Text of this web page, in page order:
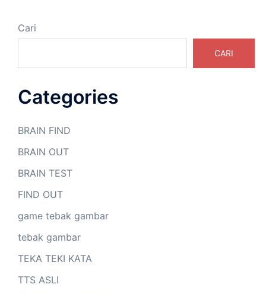
Cari
CARI
Categories
BRAIN FIND
BRAIN OUT
BRAIN TEST
FIND OUT
game tebak gambar
tebak gambar
TEKA TEKI KATA
TTS ASLI